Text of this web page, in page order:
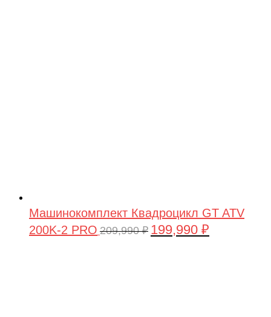
Машинокомплект Квадроцикл GT ATV
200K-2 PRO 209,990₽ Первоначальная
199,990 ₽